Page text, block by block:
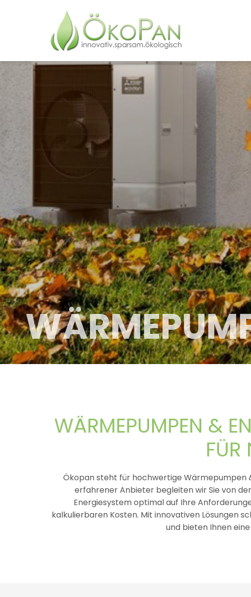
WÄRMEPUMPEN &
FÜR
Ökopan steht für hochwertige Wärmepumpen
erfahrener Anbieter begleiten wir Sie von
Energiesystem optimal auf Ihre
kalkulierbaren Kosten. Mit innovativen Lösungen
und bieten Ihnen